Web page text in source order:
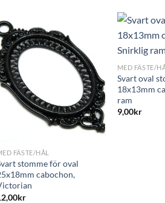
FÄSTE/HÅL
stomme för oval
cabochon,
kr
+
MED FÄSTE/
Svart oval
18x13mm
ram
9,00kr